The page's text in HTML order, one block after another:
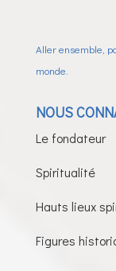
Aller ensemble,
monde.
NOUS
Le fondateur
Spiritualité
Hauts lieux
Figures